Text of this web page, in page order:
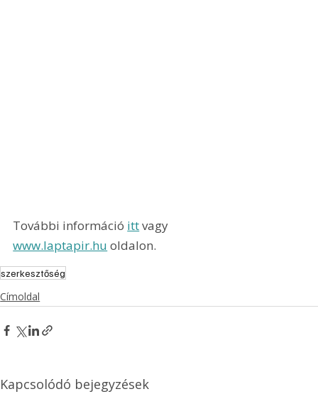
További információ itt vagy
www.laptapir.hu oldalon.
szerkesztőség
Címoldal
Kapcsolódó bejegyzések